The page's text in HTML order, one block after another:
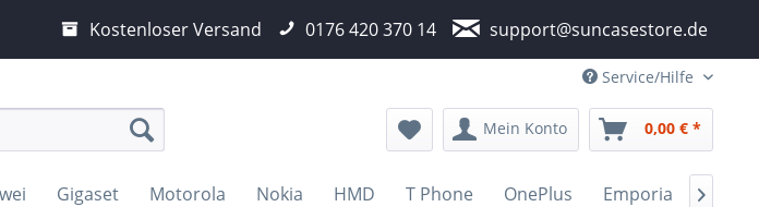
Kostenloser Versand 0176 420 370 14 support@suncasestore.de
Service/Hilfe
Mein Konto 0,00 € *
Gigaset Motorola Nokia HMD T Phone OnePlus Emporia 